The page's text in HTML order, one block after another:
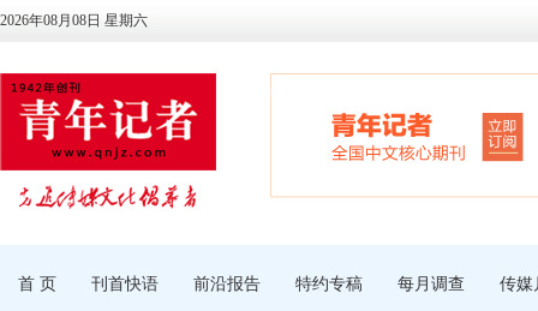
2026年08月08日 星期六
首 页 刊首快语 前沿报告 特约专稿 每月调查 传媒